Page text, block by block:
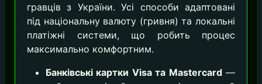
гравців з України. Усі способи адаптовані
під національну валюту (гривня) та локальні
платіжні системи, що робить процес
максимально комфортним.
Банківські картки Visa та Mastercard—